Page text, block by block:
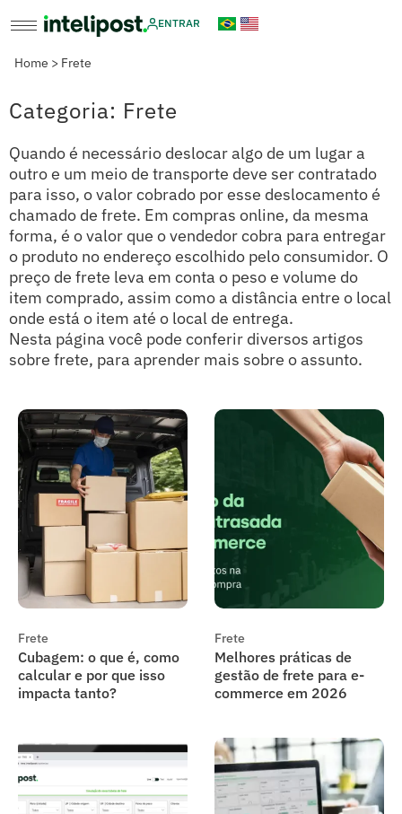
ENTRAR
Home > Frete
Categoria: Frete
Quando é necessário deslocar algo de um lugar a
outro e um meio de transporte deve ser contratado
para isso, o valor cobrado por esse deslocamento é
chamado de frete. Em compras online, da mesma
forma, é o valor que o vendedor cobra para entregar
o produto no endereço escolhido pelo consumidor. O
preço de frete leva em conta o peso e volume do
item comprado, assim como a distância entre o local
onde está o item até o local de entrega.
Nesta página você pode conferir diversos artigos
sobre frete, para aprender mais sobre o assunto.
Frete
Cubagem: o que é, como
calcular e por que isso
impacta tanto?
Frete
Melhores práticas de
gestão de frete para e-
commerce em 2026